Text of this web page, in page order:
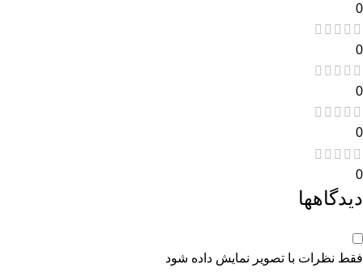
0
0
0
0
0
دیدگاهها
فقط نظرات با تصویر نمایش داده شود